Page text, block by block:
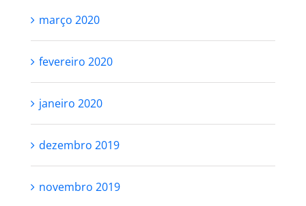
março 2020
fevereiro 2020
janeiro 2020
dezembro 2019
novembro 2019